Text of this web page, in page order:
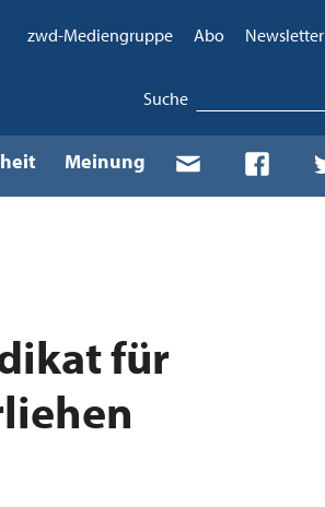
zwd-Mediengruppe Abo Newsletter
Suche
Meinung
für